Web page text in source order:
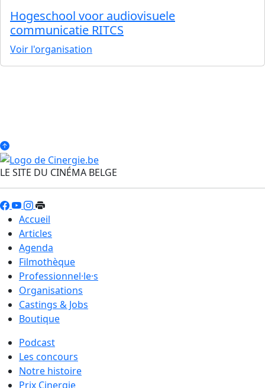
Hogeschool voor audiovisuele
communicatie RITCS
Voir l'organisation
LE SITE DU CINÉMA BELGE
Accueil
Articles
Agenda
Filmothèque
Professionnel·le·s
Organisations
Castings & Jobs
Boutique
Podcast
Les concours
Notre histoire
Prix Cinergie